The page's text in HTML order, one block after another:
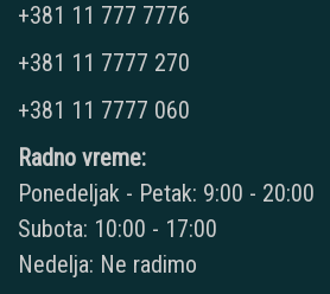
+381 11 777 7776
+381 11 7777 270
+381 11 7777 060
Radno vreme:
Ponedeljak - Petak: 9:00 - 20:00
Subota: 10:00 - 17:00
Nedelja: Ne radimo